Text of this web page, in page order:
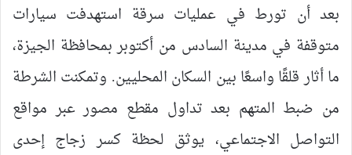
بعد أن تورط في عمليات سرقة استهدفت سيارات
متوقفة في مدينة السادس من أكتوبر بمحافظة الجيزة،
ما أثار قلقًا واسعًا بين السكان المحليين. وتمكنت الشرطة
من ضبط المتهم بعد تداول مقطع مصور عبر مواقع
التواصل الاجتماعي، يوثق لحظة كسر زجاج إحدى